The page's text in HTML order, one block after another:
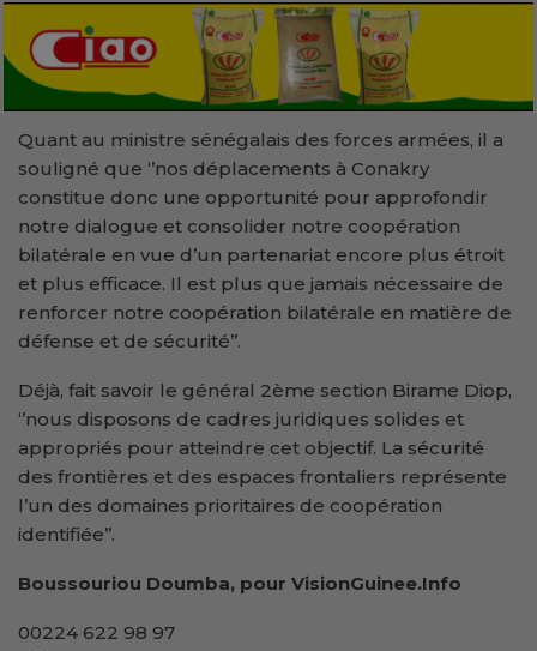
Quant au ministre sénégalais des forces armées, il a
souligné que ‘’nos déplacements à Conakry
constitue donc une opportunité pour approfondir
notre dialogue et consolider notre coopération
bilatérale en vue d’un partenariat encore plus étroit
et plus efficace. Il est plus que jamais nécessaire de
renforcer notre coopération bilatérale en matière de
défense et de sécurité’’.
Déjà, fait savoir le général 2ème section Birame Diop,
‘’nous disposons de cadres juridiques solides et
appropriés pour atteindre cet objectif. La sécurité
des frontières et des espaces frontaliers représente
l’un des domaines prioritaires de coopération
identifiée’’.
Boussouriou Doumba, pour VisionGuinee.Info
00224 622 98 97